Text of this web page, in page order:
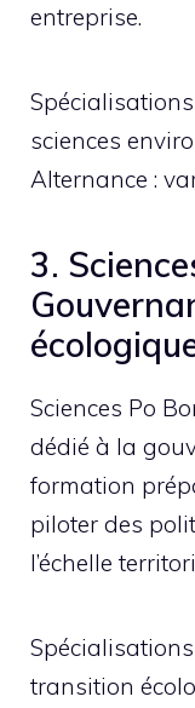
entreprise.
sciences
Alternance :
3.
Sciences Po
dédié à la
formation
piloter des
l’échelle
transition